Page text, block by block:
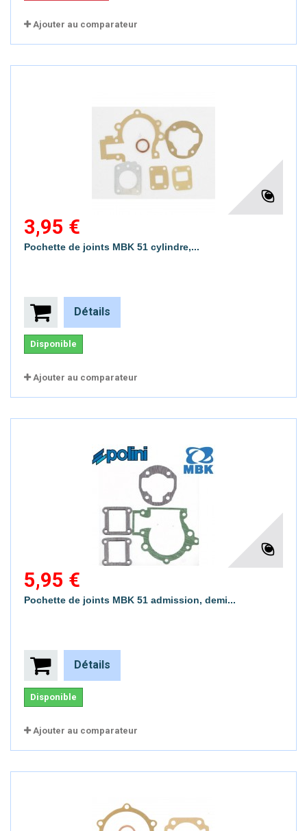
Ajouter au comparateur
3,95 €
Pochette de joints MBK 51 cylindre,...
Détails
Disponible
Ajouter au comparateur
5,95 €
Pochette de joints MBK 51 admission, demi...
Détails
Disponible
Ajouter au comparateur